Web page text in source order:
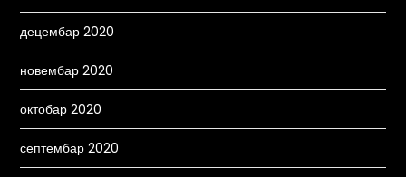
децембар 2020
новембар 2020
октобар 2020
септембар 2020